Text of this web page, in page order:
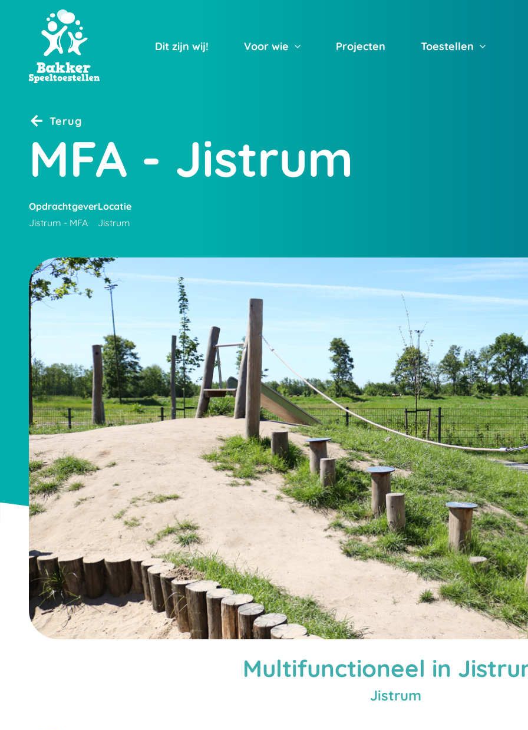
Dit zijn wij! Voor wie Projecten Toestellen
Terug
MFA - Jistrum
Opdrachtgever
Jistrum - MFA
Locatie
Jistrum
Multifunctioneel in
Jistrum